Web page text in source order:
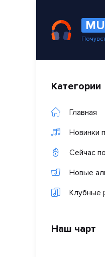
Категории
Главная
Новинки
Сейчас
Новые
Клубные
Наш чарт